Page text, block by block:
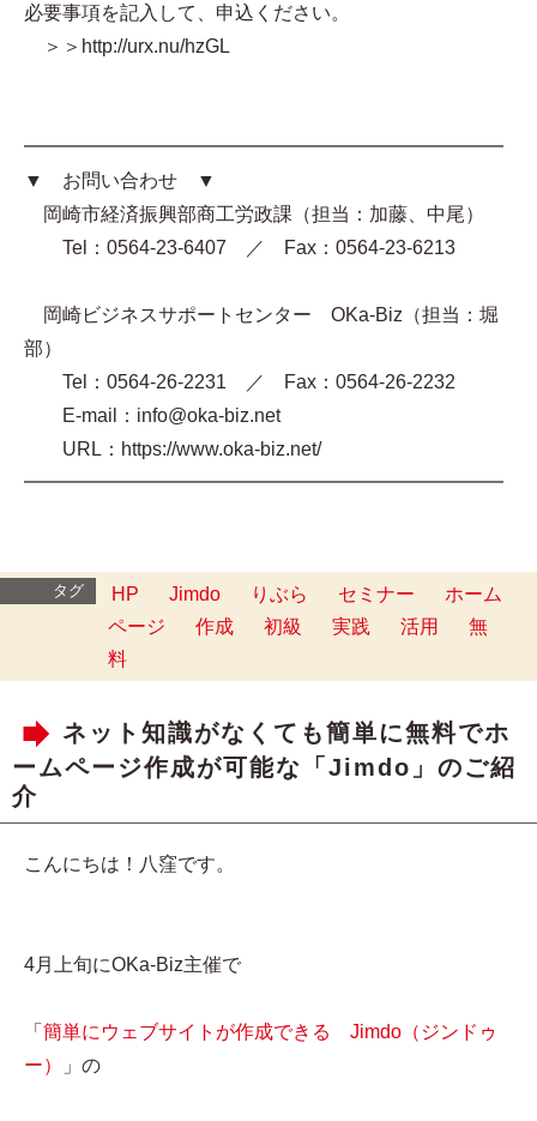
必要事項を記入して、申込ください。
＞＞http://urx.nu/hzGL
━━━━━━━━━━━━━━━━━━━━━━━━━
▼ お問い合わせ ▼
岡崎市経済振興部商工労政課（担当：加藤、中尾）
Tel：0564-23-6407 ／ Fax：0564-23-6213
岡崎ビジネスサポートセンター OKa-Biz（担当：堀
部）
Tel：0564-26-2231 ／ Fax：0564-26-2232
E-mail：info@oka-biz.net
URL：https://www.oka-biz.net/
━━━━━━━━━━━━━━━━━━━━━━━━━
タグ HP Jimdo りぶら セミナー
ホーム
ページ
作成 初級 実践 活用
無
料
ネット知識がなくても簡単に無料でホ
ームページ作成が可能な「Jimdo」のご紹
介
こんにちは！八窪です。
4月上旬にOKa-Biz主催で
「 簡単にウェブサイトが作成できる Jimdo（ジンドゥ
ー）
」の